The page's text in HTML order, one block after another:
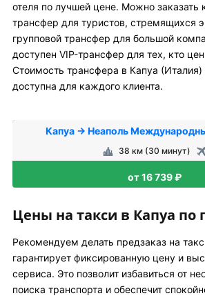
отеля по лучшей цене. Можно заказать
трансфер для туристов, стремящихся
групповой трансфер для большой
доступен VIP-трансфер для тех, кто
Стоимость трансфера в Капуа (Италия)
доступна для каждого клиента.
Капуа → Неаполь
38 км (30 минут)
от 16 739 ₽
Цены на такси в Капуа по
Рекомендуем делать предзаказ на
гарантирует фиксированную цену и
сервиса. Это позволит избавиться от
поиска транспорта и обеспечит